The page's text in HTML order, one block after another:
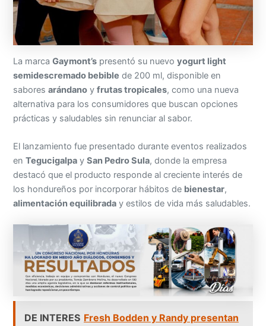
La marcaGaymont’s presentó su nuevoyogurt light
semidescremado bebible de 200 ml, disponible en
saboresarándano yfrutas tropicales, como una nueva
alternativa para los consumidores que buscan opciones
prácticas y saludables sin renunciar al sabor.
El lanzamiento fue presentado durante eventos realizados
enTegucigalpa ySan Pedro Sula, donde la empresa
destacó que el producto responde al creciente interés de
los hondureños por incorporar hábitos de bienestar,
alimentación equilibrada y estilos de vida más saludables.
DE INTERES Fresh Bodden y Randy presentan